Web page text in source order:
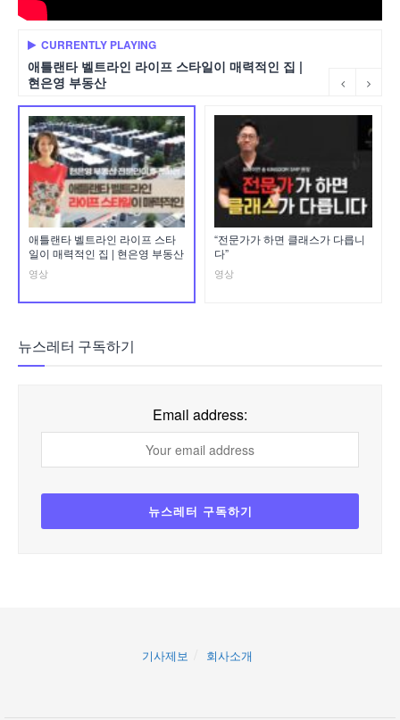
CURRENTLY PLAYING
애틀랜타 벨트라인 라이프 스타일이 매력적인 집 |
현은영 부동산
애틀랜타 벨트라인 라이프 스타
일이 매력적인 집 | 현은영 부동산
영상
“전문가가 하면 클래스가 다릅니
다”
영상
뉴스레터 구독하기
Email address:
기사제보 회사소개